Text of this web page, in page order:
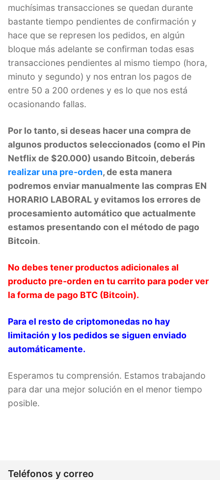
muchísimas transacciones se quedan durante
bastante tiempo pendientes de confirmación y
hace que se represen los pedidos, en algún
bloque más adelante se confirman todas esas
transacciones pendientes al mismo tiempo (hora,
minuto y segundo) y nos entran los pagos de
entre 50 a 200 ordenes y es lo que nos está
ocasionando fallas.
Por lo tanto, si deseas hacer una compra de
algunos productos seleccionados (como el Pin
Netflix de $20.000) usando Bitcoin, deberás
realizar una pre-orden, de esta manera
podremos enviar manualmente las compras EN
HORARIO LABORAL y evitamos los errores de
procesamiento automático que actualmente
estamos presentando con el método de pago
Bitcoin.
No debes tener productos adicionales al
producto pre-orden en tu carrito para poder ver
la forma de pago BTC (Bitcoin).
Para el resto de criptomonedas no hay
limitación y los pedidos se siguen enviado
automáticamente.
Esperamos tu comprensión. Estamos trabajando
para dar una mejor solución en el menor tiempo
posible.
Teléfonos y correo